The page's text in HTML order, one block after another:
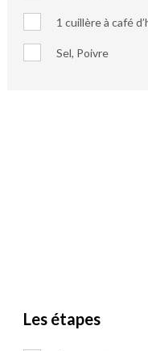
1 cuillère à café
Sel, Poivre
Les étapes